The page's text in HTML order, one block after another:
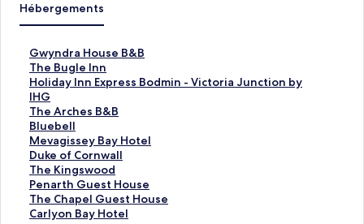
Hébergements
Gwyndra House B&B
L
i
e
n
o
u
v
r
a
n
t
l
The Bugle Inn
L
i
e
n
o
u
v
r
a
n
t
Holiday Inn Express Bodmin - Victoria Junction by
IHG
L
i
e
n
o
u
v
r
a
n
The Arches B&B
L
i
e
n
o
u
v
r
Bluebell
L
i
e
n
o
u
v
Mevagissey Bay Hotel
L
i
e
n
o
u
Duke of Cornwall
L
i
e
n
o
The Kingswood
L
i
e
n
Penarth Guest House
L
i
e
The Chapel Guest House
L
iCarlyon Bay Hotel
L